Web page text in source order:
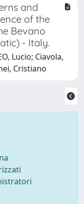
and
of the
Bevano
- Italy.
Lucio; Ciavola,
Cristiano